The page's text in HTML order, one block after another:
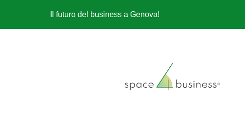
Il futuro del business a Genova!